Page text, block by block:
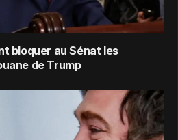
bloquer au Sénat les
de Trump